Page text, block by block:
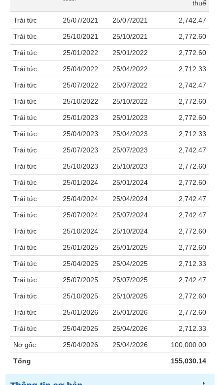
Giao
dịch
nội
bộ
Niên
giám
cổ
đông
Định
giá
Nước
ngoài
Tự
doanh
Top
cổ
phiếu
Bản
đồ
ngành
Thống
kê
giao
dịch
Đặt
lệnh
Nước
ngoài
Tự
doanh
Ảnh
hưởng
chỉ
số
Biến
cổ
Chứng
quyền
Tổng
giao
dịch
Định
giá
Thống
kê
giao
dịch
Tin
tức
tích
kỹ
thuật
Bảng
giá
trực
tuyến
Bộ
lọc
cổ
phiếu
So
sánh
cổ
phiếu
Báo
cáo
phân
Biểu
đồ
tài
chính
mô
Chứng
quyền
Trái
phiếu
doanh
nghiệp
IR
Awards
Đào
tạo
Dịch
vụ
thuế
Trái tức 25/07/2021 25/07/2021 2,742.47
Trái tức 25/10/2021 25/10/2021 2,772.60
Trái tức 25/01/2022 25/01/2022 2,772.60
Trái tức 25/04/2022 25/04/2022 2,712.33
Trái tức 25/07/2022 25/07/2022 2,742.47
Trái tức 25/10/2022 25/10/2022 2,772.60
Trái tức 25/01/2023 25/01/2023 2,772.60
Trái tức 25/04/2023 25/04/2023 2,712.33
Trái tức 25/07/2023 25/07/2023 2,742.47
Trái tức 25/10/2023 25/10/2023 2,772.60
Trái tức 25/01/2024 25/01/2024 2,772.60
Trái tức 25/04/2024 25/04/2024 2,742.47
Trái tức 25/07/2024 25/07/2024 2,742.47
Trái tức 25/10/2024 25/10/2024 2,772.60
Trái tức 25/01/2025 25/01/2025 2,772.60
Trái tức 25/04/2025 25/04/2025 2,712.33
Trái tức 25/07/2025 25/07/2025 2,742.47
Trái tức 25/10/2025 25/10/2025 2,772.60
Trái tức 25/01/2026 25/01/2026 2,772.60
Trái tức 25/04/2026 25/04/2026 2,712.33
Nợ gốc 25/04/2026 25/04/2026 100,000.00
Tổng 155,030.14
BẤT
ĐỘNG
SẢN
TÀI
CHÍNH
HÀNG
HÓA
KINH
TẾ
THẾ
GIỚI
ĐÔNG
DƯƠNG
TÀI
CHÍNH
CÁ
NHÂN
PHÂN
TÍCH